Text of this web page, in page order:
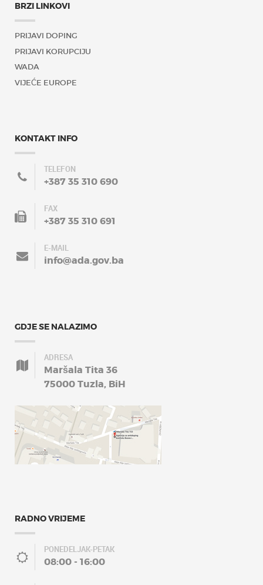
BRZI LINKOVI
PRIJAVI DOPING
PRIJAVI KORUPCIJU
WADA
VIJEĆE EUROPE
KONTAKT INFO
TELEFON
+387 35 310 690
FAX
+387 35 310 691
E-MAIL
info@ada.gov.ba
GDJE SE NALAZIMO
ADRESA
Maršala Tita 36
75000 Tuzla, BiH
RADNO VRIJEME
PONEDELJAK-PETAK
08:00 - 16:00